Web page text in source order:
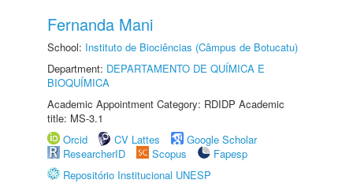
Fernanda Mani
School: Instituto de Biociências (Câmpus de Botucatu)
Department: DEPARTAMENTO DE QUÍMICA E
BIOQUÍMICA
Academic Appointment Category: RDIDP Academic
title: MS-3.1
Orcid
CV Lattes
Google Scholar
ResearcherID
Scopus
Fapesp
Repositório Institucional UNESP